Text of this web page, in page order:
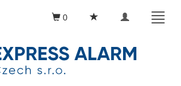
Toggle
0